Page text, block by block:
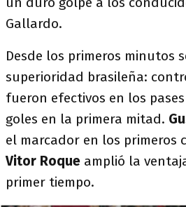
Gallardo.
Desde los primeros minutos
superioridad brasileña:
fueron efectivos en los
goles en la primera mitad.
el marcador en los primeros
Vitor Roque amplió la
primer tiempo.